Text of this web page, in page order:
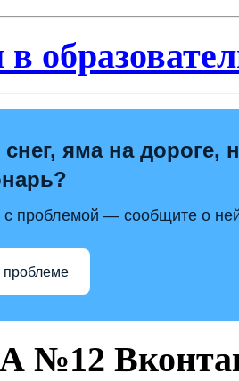
яма на дороге,
с проблемой — сообщите о
проблеме